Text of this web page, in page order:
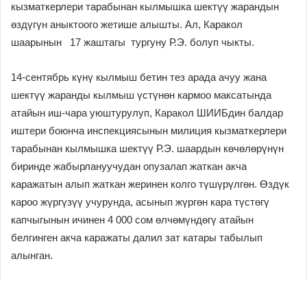
кызматкерлери тарабынан кылмышка шектүү жарандын
өздүгүн аныктоого жетише алышты. Ал, Каракол
шаарынын 17 жаштагы тургуну Р.Э. болуп чыкты.
14-сентябрь күнү кылмыш бетин тез арада ачуу жана
шектүү жаранды кылмыш үстүнөн кармоо максатында
атайын иш-чара уюштурулуп, Каракол ШИИБдин балдар
иштери боюнча инспекциясынын милиция кызматкерлери
тарабынан кылмышка шектүү Р.Э. шаардын көчөлөрүнүн
биринде жабырлануучудан опузалап жаткан акча
каражатын алып жаткан жеринен колго түшүрүлгөн. Өздүк
кароо жүргүзүү учурунда, асынып жүргөн кара түстөгү
капчыгынын ичинен 4 000 сом өлчөмүндөгү атайын
белгинген акча каражаты далил зат катары табылып
алынган.